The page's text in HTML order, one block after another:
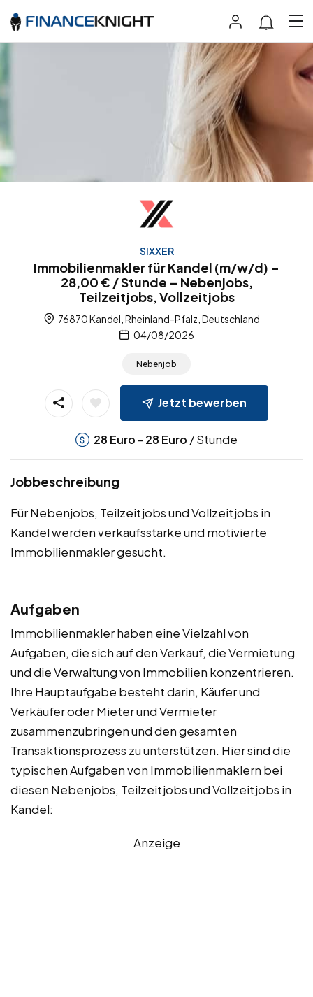
SIXXER
Immobilienmakler für Kandel (m/w/d) –
28,00 € / Stunde – Nebenjobs,
Teilzeitjobs, Vollzeitjobs
76870 Kandel, Rheinland-Pfalz, Deutschland
04/08/2026
Nebenjob
Jetzt bewerben
28 Euro - 28 Euro / Stunde
Jobbeschreibung
Für Nebenjobs, Teilzeitjobs und Vollzeitjobs in
Kandel werden verkaufsstarke und motivierte
Immobilienmakler gesucht.
Aufgaben
Immobilienmakler haben eine Vielzahl von
Aufgaben, die sich auf den Verkauf, die Vermietung
und die Verwaltung von Immobilien konzentrieren.
Ihre Hauptaufgabe besteht darin, Käufer und
Verkäufer oder Mieter und Vermieter
zusammenzubringen und den gesamten
Transaktionsprozess zu unterstützen. Hier sind die
typischen Aufgaben von Immobilienmaklern bei
diesen Nebenjobs, Teilzeitjobs und Vollzeitjobs in
Kandel:
Anzeige